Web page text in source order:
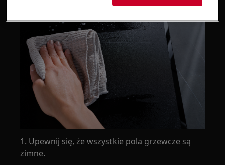
1. Upewnij się, że wszystkie pola grzewcze są
zimne.